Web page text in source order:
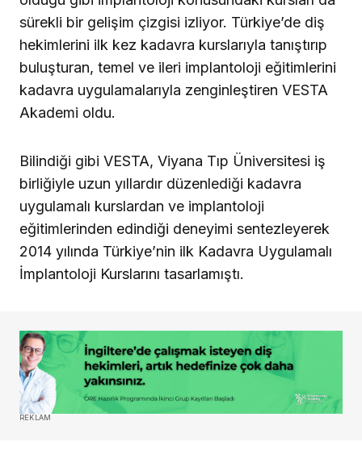
sürekli bir gelişim çizgisi izliyor. Türkiye’de diş
hekimlerini ilk kez kadavra kurslarıyla tanıştırıp
buluşturan, temel ve ileri implantoloji eğitimlerini
kadavra uygulamalarıyla zenginleştiren VESTA
Akademi oldu.
Bilindiği gibi VESTA, Viyana Tıp Üniversitesi iş
birliğiyle uzun yıllardır düzenlediği kadavra
uygulamalı kurslardan ve implantoloji
eğitimlerinden edindiği deneyimi sentezleyerek
2014 yılında Türkiye’nin ilk Kadavra Uygulamalı
İmplantoloji Kurslarını tasarlamıştı.
REKLAM